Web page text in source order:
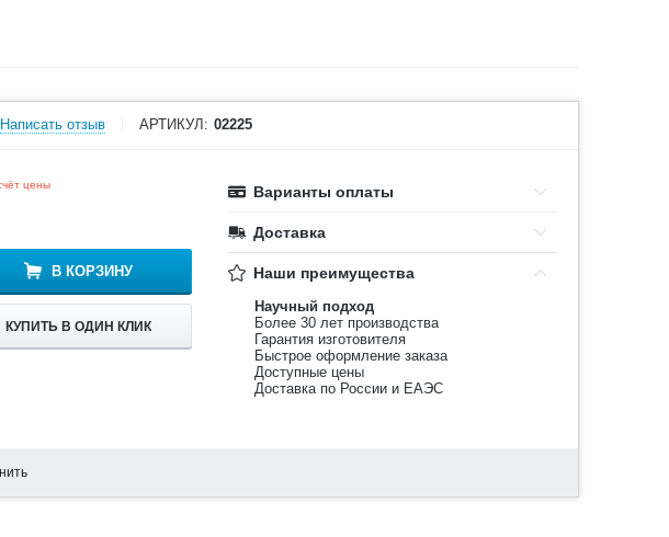
Написать отзыв АРТИКУЛ: 02225
цены
В КОРЗИНУ
КУПИТЬ В ОДИН КЛИК
Варианты оплаты
Доставка
Наши преимущества
Научный подход
Более 30 лет производства
Гарантия изготовителя
Быстрое оформление заказа
Доступные цены
Доставка по России и ЕАЭС